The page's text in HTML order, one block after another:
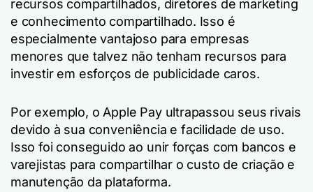
recursos compartilhados, diretores de marketing
e conhecimento compartilhado. Isso é
especialmente vantajoso para empresas
menores que talvez não tenham recursos para
investir em esforços de publicidade caros.
Por exemplo, o Apple Pay ultrapassou seus rivais
devido à sua conveniência e facilidade de uso.
Isso foi conseguido ao unir forças com bancos e
varejistas para compartilhar o custo de criação e
manutenção da plataforma.